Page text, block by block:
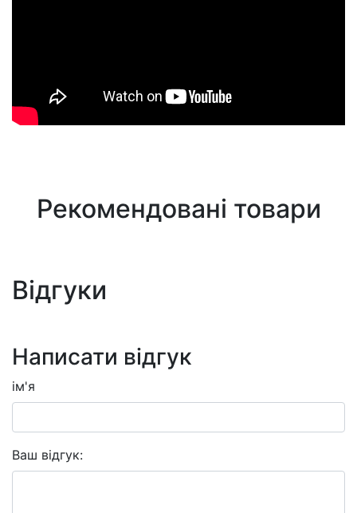
Рекомендовані товари
Відгуки
Написати відгук
ім'я
Ваш відгук: